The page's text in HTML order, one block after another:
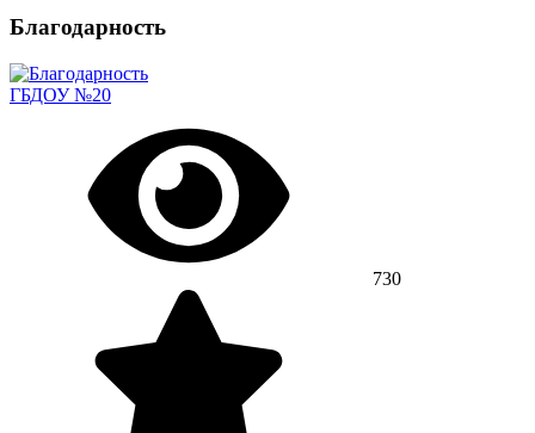
Благодарность
ГБДОУ №20
730